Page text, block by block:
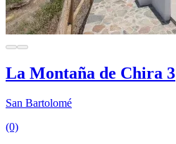
La Montaña de Chira 3
San Bartolomé
(0)